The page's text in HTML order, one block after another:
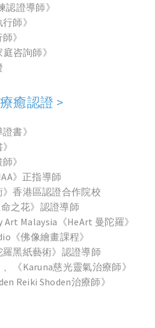
認證導師》
師》
》
咨詢師》
癒認證 >
書》
》
》正指導師
香港區認證合作院校
之花》認證導師
Malaysia《HeArt 曼陀羅》
《佛像繪畫課程》
羅黑紙藝術》認證導師
《Karuna慈光靈氣治療師》
Reiki Shoden治療師》